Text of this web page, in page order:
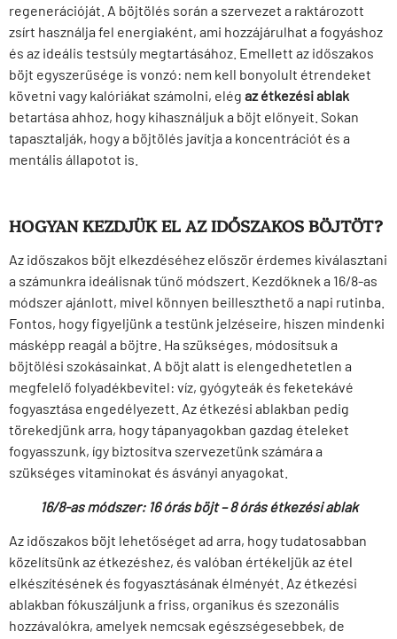
regenerációját. A böjtölés során a szervezet a raktározott
zsírt használja fel energiaként, ami hozzájárulhat a fogyáshoz
és az ideális testsúly megtartásához. Emellett az időszakos
böjt egyszerűsége is vonzó: nem kell bonyolult étrendeket
követni vagy kalóriákat számolni, elég az étkezési ablak
betartása ahhoz, hogy kihasználjuk a böjt előnyeit. Sokan
tapasztalják, hogy a böjtölés javítja a koncentrációt és a
mentális állapotot is.
HOGYAN KEZDJÜK EL AZ IDŐSZAKOS BÖJTÖT?
Az időszakos böjt elkezdéséhez először érdemes kiválasztani
a számunkra ideálisnak tűnő módszert. Kezdőknek a 16/8-as
módszer ajánlott, mivel könnyen beilleszthető a napi rutinba.
Fontos, hogy figyeljünk a testünk jelzéseire, hiszen mindenki
másképp reagál a böjtre. Ha szükséges, módosítsuk a
böjtölési szokásainkat. A böjt alatt is elengedhetetlen a
megfelelő folyadékbevitel: víz, gyógyteák és feketekávé
fogyasztása engedélyezett. Az étkezési ablakban pedig
törekedjünk arra, hogy tápanyagokban gazdag ételeket
fogyasszunk, így biztosítva szervezetünk számára a
szükséges vitaminokat és ásványi anyagokat.
16/8-as módszer: 16 órás böjt – 8 órás étkezési ablak
Az időszakos böjt lehetőséget ad arra, hogy tudatosabban
közelítsünk az étkezéshez, és valóban értékeljük az étel
elkészítésének és fogyasztásának élményét. Az étkezési
ablakban fókuszáljunk a friss, organikus és szezonális
hozzávalókra, amelyek nemcsak egészségesebbek, de